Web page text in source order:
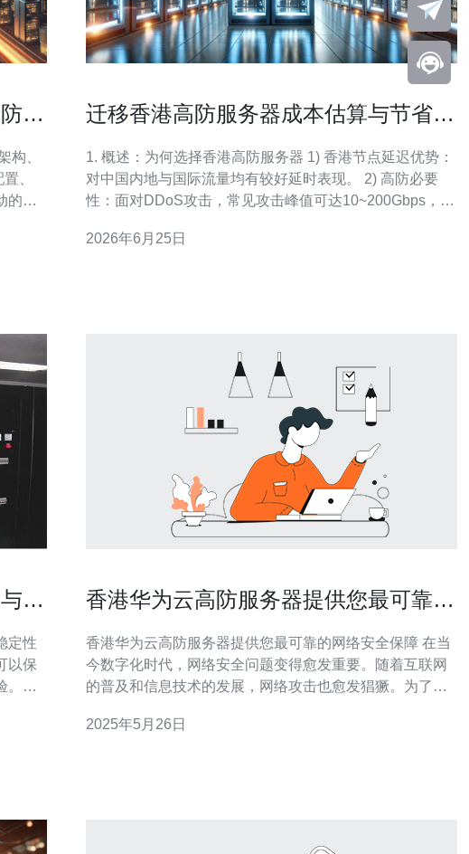
服
构、
、
的性
熟
迁移香港高防服务器成本估算与节省开
1. 概述：为何选择香港高防服务器 1) 香港节点延迟优势：
对中国内地与国际流量均有较好延时表现。 2) 高防必要
性：面对DDoS攻击，常见攻击峰值可达10~200Gbps，不
好，域名解析与备案压力较小。 4) 成本与收益：高防费用
2026年6月25日
建
定性
以保
。本
择高
香港华为云高防服务器提供您最可靠的
香港华为云高防服务器提供您最可靠的网络安全保障 在当
今数字化时代，网络安全问题变得愈发重要。随着互联网
的普及和信息技术的发展，网络攻击也愈发猖獗。为了保
关重要。香港华为云的高防服务器为您提供了最可靠的网
2025年5月26日